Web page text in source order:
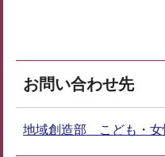
お問い合わせ先
地域創造部 こども・